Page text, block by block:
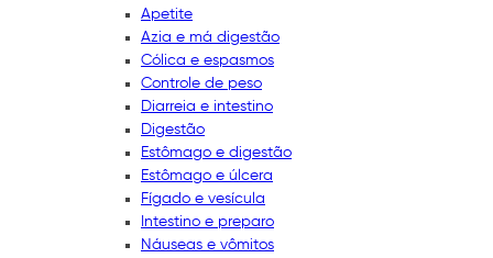
Apetite
Azia e má digestão
Cólica e espasmos
Controle de peso
Diarreia e intestino
Digestão
Estômago e digestão
Estômago e úlcera
Fígado e vesícula
Intestino e preparo
Náuseas e vômitos